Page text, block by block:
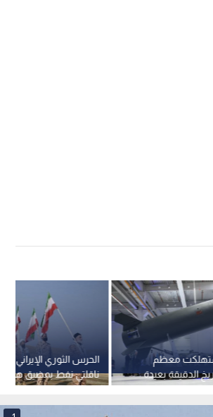
الحرس الثوري الإيراني
ناقلتي نفط بمضيق هرمز
معظم
الدقيقة بعيدة